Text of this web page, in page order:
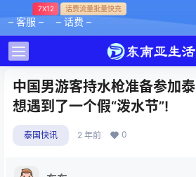
– 客服 –
7X12
– 话费 –
话费流量批量快充
中国男游客持水枪准备参加
想遇到了一个假“泼水节”!
泰国快讯 2 年前 0